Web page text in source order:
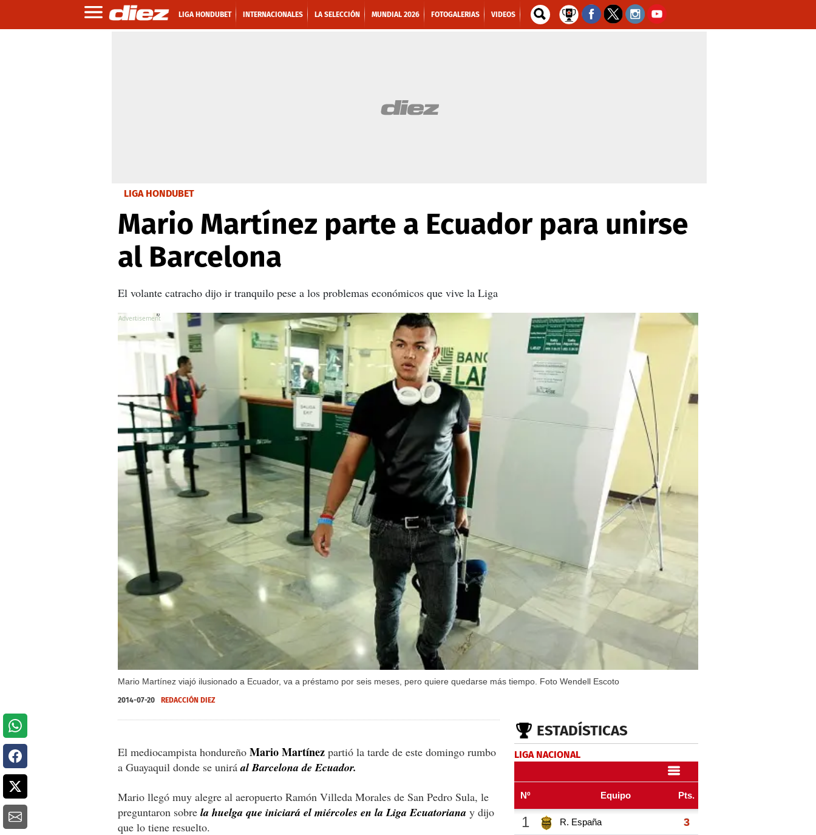
LIGA HONDUBET INTERNACIONALES LA SELECCIÓN MUNDIAL 2026 FOTOGALERIAS VIDEOS
LIGA HONDUBET
Mario Martínez parte a Ecuador para unirse
al Barcelona
El volante catracho dijo ir tranquilo pese a los problemas económicos que vive la Liga
Mario Martínez viajó ilusionado a Ecuador, va a préstamo por seis meses, pero quiere quedarse más tiempo. Foto Wendell Escoto
X
2014-07-20 REDACCIÓN DIEZ
El mediocampista hondureño Mario Martínez partió la tarde de este domingo rumbo
a Guayaquil donde se uniráal Barcelona de Ecuador.
Mario llegó muy alegre al aeropuerto Ramón Villeda Morales de San Pedro Sula, le
preguntaron sobre la huelga que iniciará el miércoles en la Liga Ecuatoriana y dijo
que lo tiene resuelto.
ESTADÍSTICAS
LIGA NACIONAL